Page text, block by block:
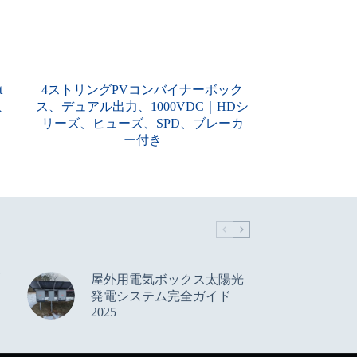
4ストリングPVコンバイナーボック
ス、デュアル出力、1000VDC｜HDシ
リーズ、ヒューズ、SPD、ブレーカ
ー付き
屋外用電気ボックス太陽光
発電システム完全ガイド
2025
Italian